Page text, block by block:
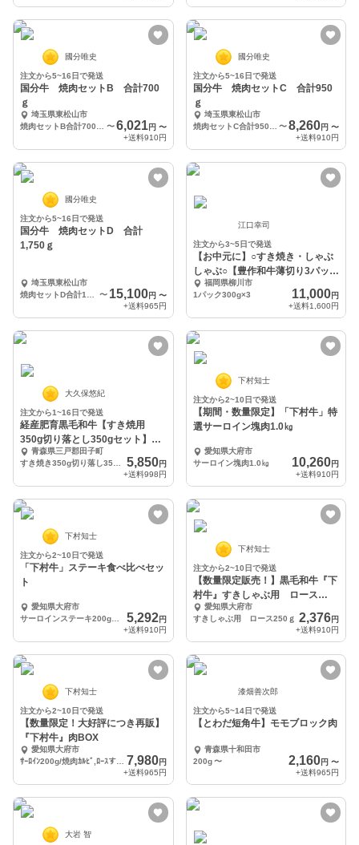
國分唯史
注文から5~16日で発送
国分牛 焼肉セットB 合計700
ｇ
埼玉県東松山市
〜 6,021円 〜
+送料910円
國分唯史
注文から5~16日で発送
国分牛 焼肉セットC 合計950
ｇ
埼玉県東松山市
〜8,260円 〜
+送料910円
國分唯史
注文から5~16日で発送
国分牛 焼肉セットD 合計
1,750ｇ
埼玉県東松山市
〜 15,100円 〜
+送料965円
江口幸司
注文から3~5日で発送
【お中元に】○すき焼き・しゃぶ
しゃぶ○【豊作和牛薄切り3パック
セット】(冷凍)
福岡県柳川市
1パック300g×3
11,000円
+送料1,600円
大久保悠紀
注文から1~16日で発送
経産肥育黒毛和牛【すき焼用
350g切り落とし350gセット】青
森県田子町産経産牛
青森県三戸郡田子町
5,850円
+送料998円
下村知士
注文から2~10日で発送
【期間・数量限定】「下村牛」特
選サーロイン塊肉1.0㎏
愛知県大府市
サーロイン塊肉1.0㎏
10,260円
+送料910円
下村知士
注文から2~10日で発送
「下村牛」ステーキ食べ比べセッ
ト
愛知県大府市
5,292円
+送料910円
下村知士
注文から2~10日で発送
【数量限定販売！】黒毛和牛『下
村牛』すきしゃぶ用 ロース
250g愛知県大府市
すきしゃぶ用 ロース250ｇ 2,376円
+送料910円
下村知士
注文から2~10日で発送
【数量限定！大好評につき再販】
『下村牛』肉BOX
愛知県大府市
7,980円
+送料965円
漆畑善次郎
注文から5~14日で発送
【とわだ短角牛】モモブロック肉
青森県十和田市
200g 〜 2,160円 〜
+送料965円
大岩 智